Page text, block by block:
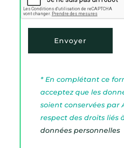
Envoyer
* En complétant ce
acceptez que les
soient conservées par
respect des droits liés
données personnelles